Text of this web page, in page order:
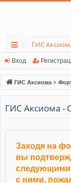
с
ы
лк
и
ГИС
Вход
ГИС Аксиома
ГИС Аксиома -
Заходя на
вы
следующими
с ними,